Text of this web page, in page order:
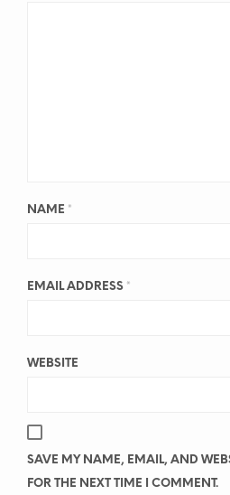
NAME *
EMAIL ADDRESS *
WEBSITE
SAVE MY NAME, EMAIL, AND
FOR THE NEXT TIME I COMMENT.